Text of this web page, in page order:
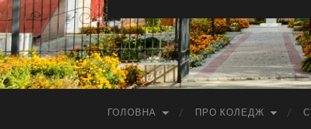
ГОЛОВНА ПРО КОЛЕДЖ